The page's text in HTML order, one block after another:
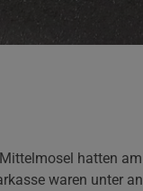
hatten
waren unter